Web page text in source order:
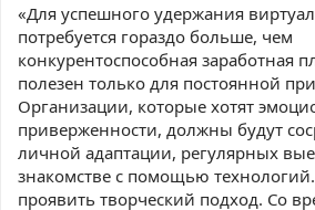
«Для успешного удержания
потребуется гораздо больше, чем
конкурентоспособная заработная
полезен только для постоянной
Организации, которые хотят
приверженности, должны будут
личной адаптации, регулярных
знакомстве с помощью
проявить творческий подход. Со